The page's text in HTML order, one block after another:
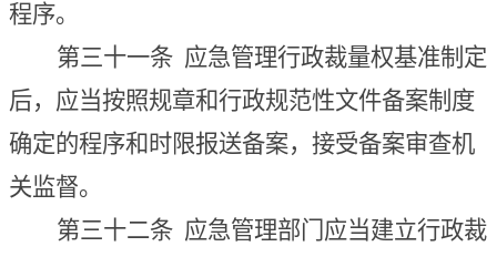
程序。
第三十一条 应急管理行政裁量权基准制定
后，应当按照规章和行政规范性文件备案制度
确定的程序和时限报送备案，接受备案审查机
关监督。
第三十二条应急管理部门应当建立行政裁